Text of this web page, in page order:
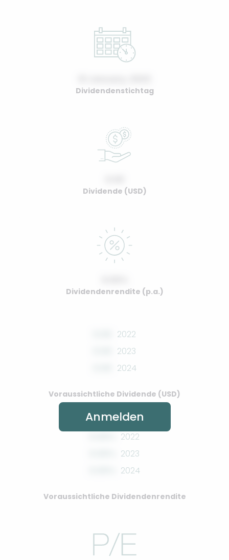
Dividendenstichtag
Dividende (USD)
Dividendenrendite (p.a.)
2022
2023
2024
Voraussichtliche Dividende (USD)
2022
2023
2024
Voraussichtliche Dividendenrendite
Anmelden